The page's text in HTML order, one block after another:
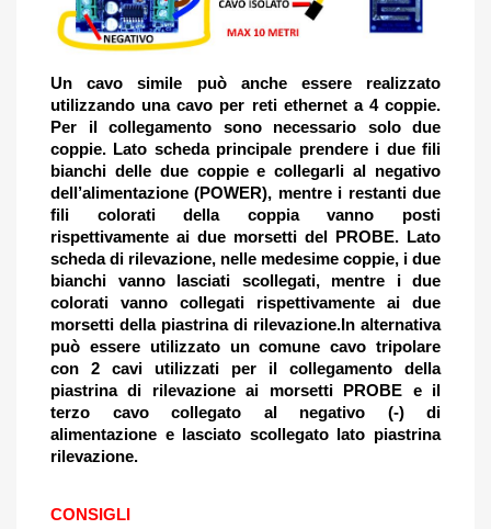
Un cavo simile può anche essere realizzato
utilizzando una cavo per reti ethernet a 4 coppie.
Per il collegamento sono necessario solo due
coppie. Lato scheda principale prendere i due fili
bianchi delle due coppie e collegarli al negativo
dell’alimentazione (POWER), mentre i restanti due
fili colorati della coppia vanno posti
rispettivamente ai due morsetti del PROBE. Lato
scheda di rilevazione, nelle medesime coppie, i due
bianchi vanno lasciati scollegati, mentre i due
colorati vanno collegati rispettivamente ai due
morsetti della piastrina di rilevazione.In alternativa
può essere utilizzato un comune cavo tripolare
con 2 cavi utilizzati per il collegamento della
piastrina di rilevazione ai morsetti PROBE e il
terzo cavo collegato al negativo (-) di
alimentazione e lasciato scollegato lato piastrina
rilevazione.
CONSIGLI